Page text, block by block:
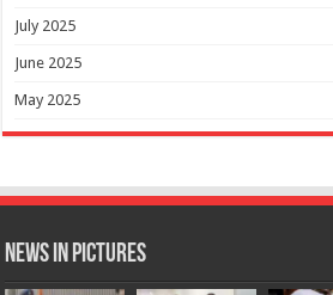
July 2025
June 2025
May 2025
News in Pictures